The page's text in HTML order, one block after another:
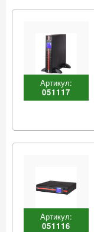
Артикул:
051117
Артикул:
051116